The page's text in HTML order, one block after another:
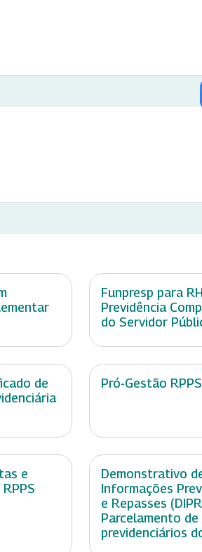
Funpresp para
Previdência
do Servidor
de
Pró-Gestão RPPS
e
Demonstrativo
Informações
e Repasses
Parcelamento
previdenciários